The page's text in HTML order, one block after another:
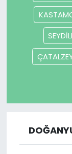
TÜRKiYE
Video
YAŞAM